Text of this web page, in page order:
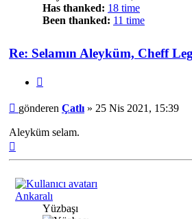
Has thanked: 18 time
Been thanked: 11 time
Re: Selamın Aleyküm, Cheff
Mesaj
gönderen Çatlı » 25 Nis 2021, 15:39
Aleyküm selam.
Ankaralı
Yüzbaşı